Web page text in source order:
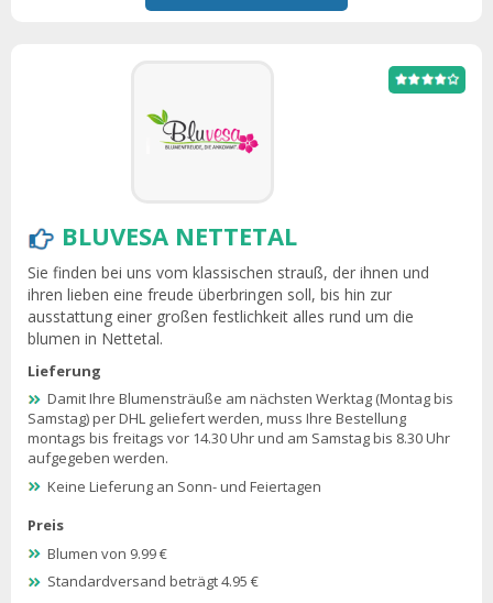
BLUVESA NETTETAL
Sie finden bei uns vom klassischen strauß, der ihnen und
ihren lieben eine freude überbringen soll, bis hin zur
ausstattung einer großen festlichkeit alles rund um die
blumen in Nettetal.
Lieferung
Damit Ihre Blumensträuße am nächsten Werktag (Montag bis
Samstag) per DHL geliefert werden, muss Ihre Bestellung
montags bis freitags vor 14.30 Uhr und am Samstag bis 8.30 Uhr
aufgegeben werden.
Keine Lieferung an Sonn- und Feiertagen
Preis
Blumen von 9.99 €
Standardversand beträgt 4.95 €